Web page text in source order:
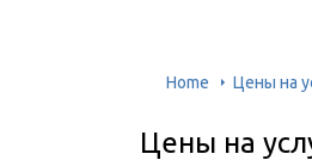
Home Цены на
Цены на